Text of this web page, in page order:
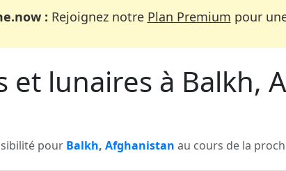
: Rejoignez notre Plan Premium pour
et lunaires à Balkh,
pour Balkh, Afghanistan au cours de la